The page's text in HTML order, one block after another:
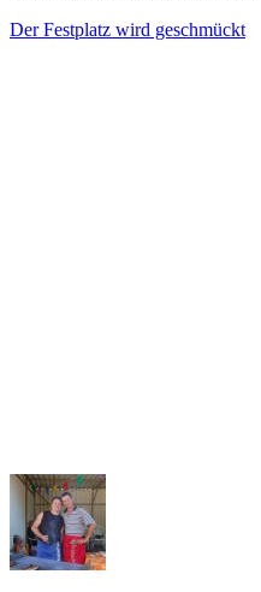
Der Festplatz wird geschmückt